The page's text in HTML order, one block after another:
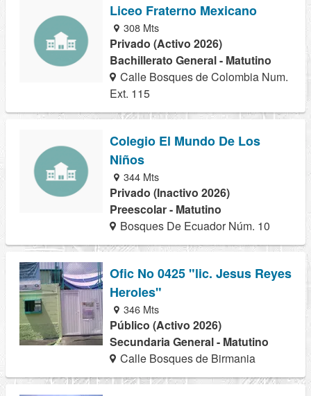
Liceo Fraterno Mexicano
308 Mts
Privado (Activo 2026)
Bachillerato General - Matutino
Calle Bosques de Colombia Num.
Ext. 115
Colegio El Mundo De Los
Niños
344 Mts
Privado (Inactivo 2026)
Preescolar - Matutino
Bosques De Ecuador Núm. 10
Ofic No 0425 "lic. Jesus Reyes
Heroles"
346 Mts
Público (Activo 2026)
Secundaria General - Matutino
Calle Bosques de Birmania